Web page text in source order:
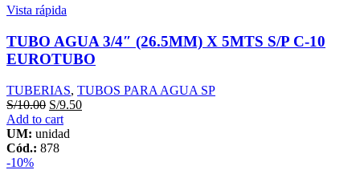
Vista rápida
TUBO AGUA 3/4″ (26.5MM) X 5MTS S/P C-10
EUROTUBO
TUBERIAS, TUBOS PARA AGUA SP
S/10.00 S/9.50
Add to cart
UM: unidad
Cód.: 878
-10%